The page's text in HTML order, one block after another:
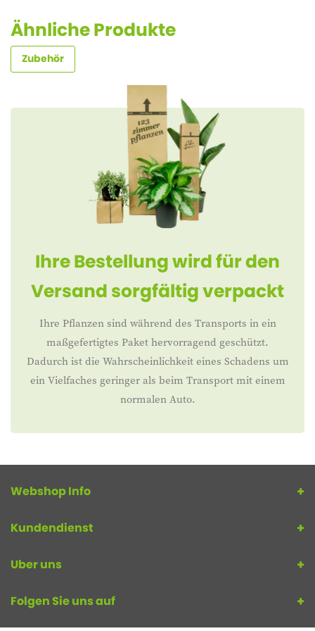
Ähnliche Produkte
Zubehör
Ihre Bestellung wird für den
Versand sorgfältig verpackt
Ihre Pflanzen sind während des Transports in ein
maßgefertigtes Paket hervorragend geschützt.
Dadurch ist die Wahrscheinlichkeit eines Schadens um
ein Vielfaches geringer als beim Transport mit einem
normalen Auto.
Webshop Info
Kundendienst
Uber uns
Folgen Sie uns auf